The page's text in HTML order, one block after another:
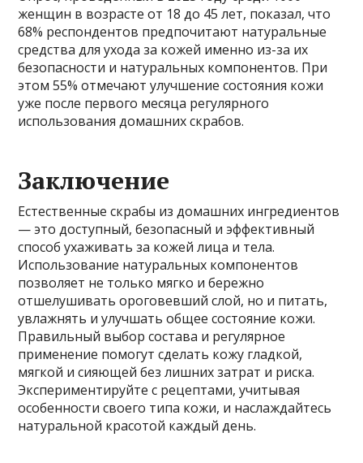
женщин в возрасте от 18 до 45 лет, показал, что
68% респондентов предпочитают натуральные
средства для ухода за кожей именно из-за их
безопасности и натуральных компонентов. При
этом 55% отмечают улучшение состояния кожи
уже после первого месяца регулярного
использования домашних скрабов.
Заключение
Естественные скрабы из домашних ингредиентов
— это доступный, безопасный и эффективный
способ ухаживать за кожей лица и тела.
Использование натуральных компонентов
позволяет не только мягко и бережно
отшелушивать ороговевший слой, но и питать,
увлажнять и улучшать общее состояние кожи.
Правильный выбор состава и регулярное
применение помогут сделать кожу гладкой,
мягкой и сияющей без лишних затрат и риска.
Экспериментируйте с рецептами, учитывая
особенности своего типа кожи, и наслаждайтесь
натуральной красотой каждый день.